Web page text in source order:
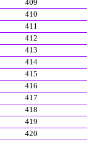
409
410
411
412
413
414
415
416
417
418
419
420